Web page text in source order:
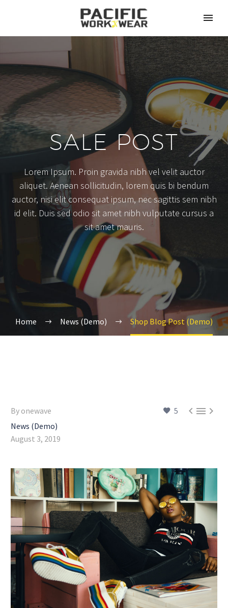
SALE POST
Lorem Ipsum. Proin gravida nibh vel velit auctor
aliquet. Aenean sollicitudin, lorem quis bi bendum
auctor, nisi elit consequat ipsum, nec sagittis sem nibh
id elit. Duis sed odio sit amet nibh vulputate cursus a
sit amet mauris.
Home News (Demo) Shop Blog Post (Demo)
5 
By onewave
News (Demo)
August 3, 2019